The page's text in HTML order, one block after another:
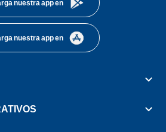
nuestra app en
nuestra app en